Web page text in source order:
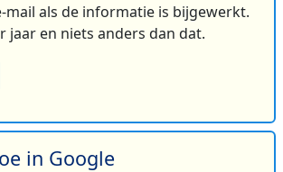
mail als de informatie is bijgewerkt.
jaar en niets anders dan dat.
in Google